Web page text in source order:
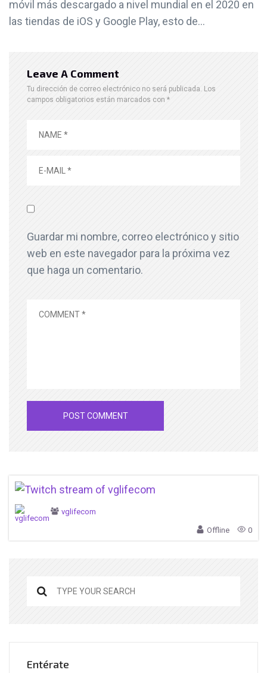
móvil más descargado a nivel mundial en el 2020 en
las tiendas de iOS y Google Play, esto de...
Leave A Comment
Tu dirección de correo electrónico no será publicada. Los
campos obligatorios están marcados con *
Guardar mi nombre, correo electrónico y sitio
web en este navegador para la próxima vez
que haga un comentario.
vglifecom
Offline 0
Entérate